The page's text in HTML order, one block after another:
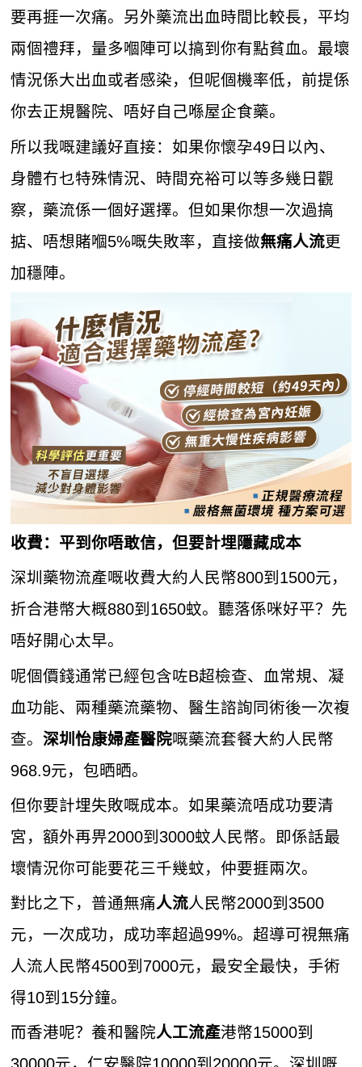
要再捱一次痛。另外藥流出血時間比較長，平均
兩個禮拜，量多嗰陣可以搞到你有點貧血。最壞
情況係大出血或者感染，但呢個機率低，前提係
你去正規醫院、唔好自己喺屋企食藥。
所以我嘅建議好直接：如果你懷孕49日以內、
身體冇乜特殊情況、時間充裕可以等多幾日觀
察，藥流係一個好選擇。但如果你想一次過搞
掂、唔想賭嗰5%嘅失敗率，直接做無痛人流更
加穩陣。
收費：平到你唔敢信，但要計埋隱藏成本
深圳藥物流產嘅收費大約人民幣800到1500元，
折合港幣大概880到1650蚊。聽落係咪好平？先
唔好開心太早。
呢個價錢通常已經包含咗B超檢查、血常規、凝
血功能、兩種藥流藥物、醫生諮詢同術後一次複
查。深圳怡康婦產醫院嘅藥流套餐大約人民幣
968.9元，包晒晒。
但你要計埋失敗嘅成本。如果藥流唔成功要清
宮，額外再畀2000到3000蚊人民幣。即係話最
壞情況你可能要花三千幾蚊，仲要捱兩次。
對比之下，普通無痛人流人民幣2000到3500
元，一次成功，成功率超過99%。超導可視無痛
人流人民幣4500到7000元，最安全最快，手術
得10到15分鐘。
而香港呢？養和醫院人工流產港幣15000到